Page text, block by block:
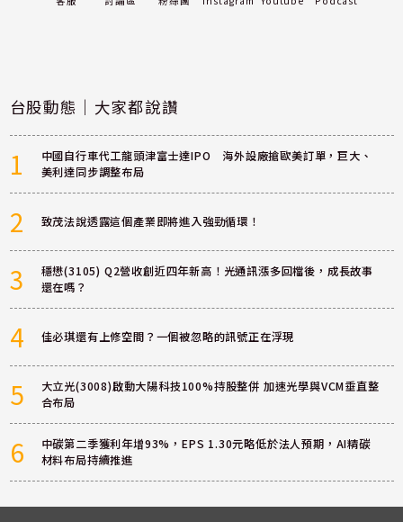
台股動態｜大家都說讚
1
中國自行車代工龍頭津富士達IPO 海外設廠搶歐美訂單，巨大、
美利達同步調整布局
2 致茂法說透露這個產業即將進入強勁循環！
3
穩懋(3105) Q2營收創近四年新高！光通訊漲多回檔後，成長故事
還在嗎？
4 佳必琪還有上修空間？一個被忽略的訊號正在浮現
5
大立光(3008)啟動大陽科技100%持股整併 加速光學與VCM垂直整
合布局
6
中碳第二季獲利年增93%，EPS 1.30元略低於法人預期，AI精碳
材料布局持續推進